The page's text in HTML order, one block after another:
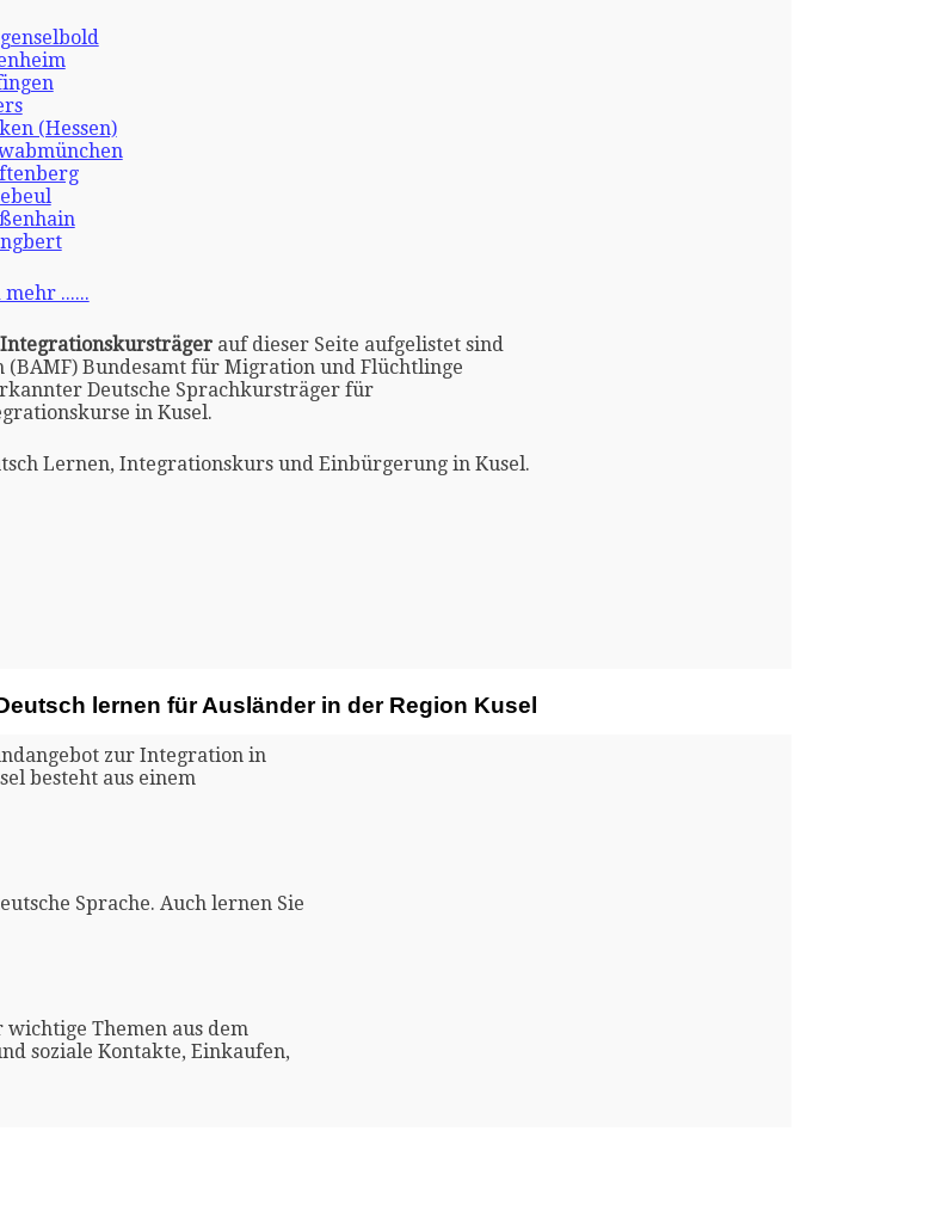
(Hessen)
......
auf dieser Seite aufgelistet sind
(BAMF) Bundesamt für Migration und Flüchtlinge
Deutsche Sprachkursträger für
in Kusel.
Lernen, Integrationskurs und Einbürgerung in Kusel.
lernen für Ausländer in der Region Kusel
zur Integration in
besteht aus einem
Sprache. Auch lernen Sie
wichtige Themen aus dem
soziale Kontakte, Einkaufen,